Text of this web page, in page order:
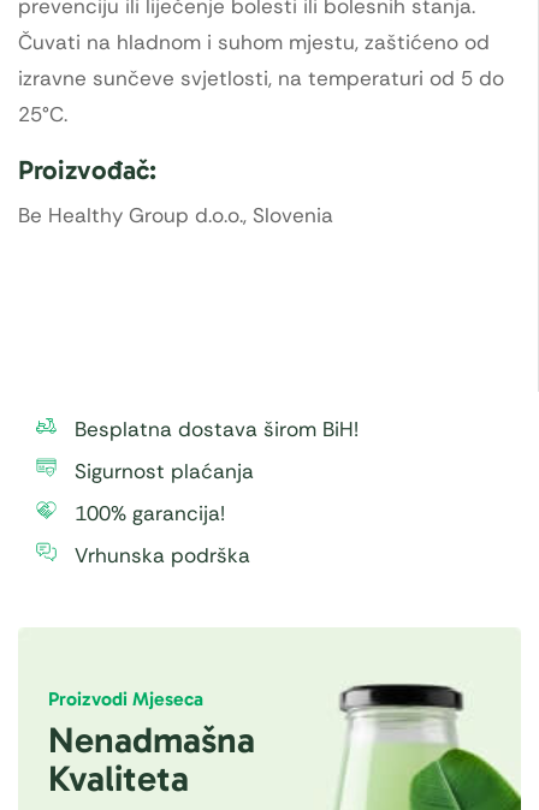
prevenciju ili liječenje bolesti ili bolesnih stanja.
Čuvati na hladnom i suhom mjestu, zaštićeno od
izravne sunčeve svjetlosti, na temperaturi od 5 do
25°C.
Proizvođač:
Be Healthy Group d.o.o., Slovenia
Besplatna dostava širom BiH!
Sigurnost plaćanja
100% garancija!
Vrhunska podrška
Proizvodi Mjeseca
Nenadmašna
Kvaliteta